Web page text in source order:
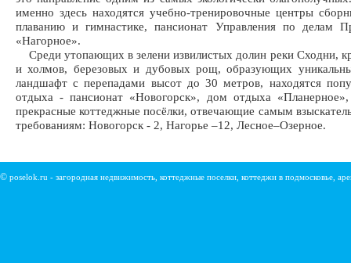
именно здесь находятся учебно-тренировочные центры
плаванию и гимнастике, пансионат Управления по делам
«Нагорное».
Среди утопающих в зелени извилистых долин реки Сходни,
и холмов, березовых и дубовых рощ, образующих
ландшафт с перепадами высот до 30 метров, находятся
отдыха - пансионат «Новогорск», дом отдыха
прекрасные коттеджные посёлки, отвечающие самым
требованиям: Новогорск - 2, Нагорье –12, Лесное–Озерное.
© poselok.ru - загородная недвижимость, коттеджные поселки, коттеджи в подмосковье,